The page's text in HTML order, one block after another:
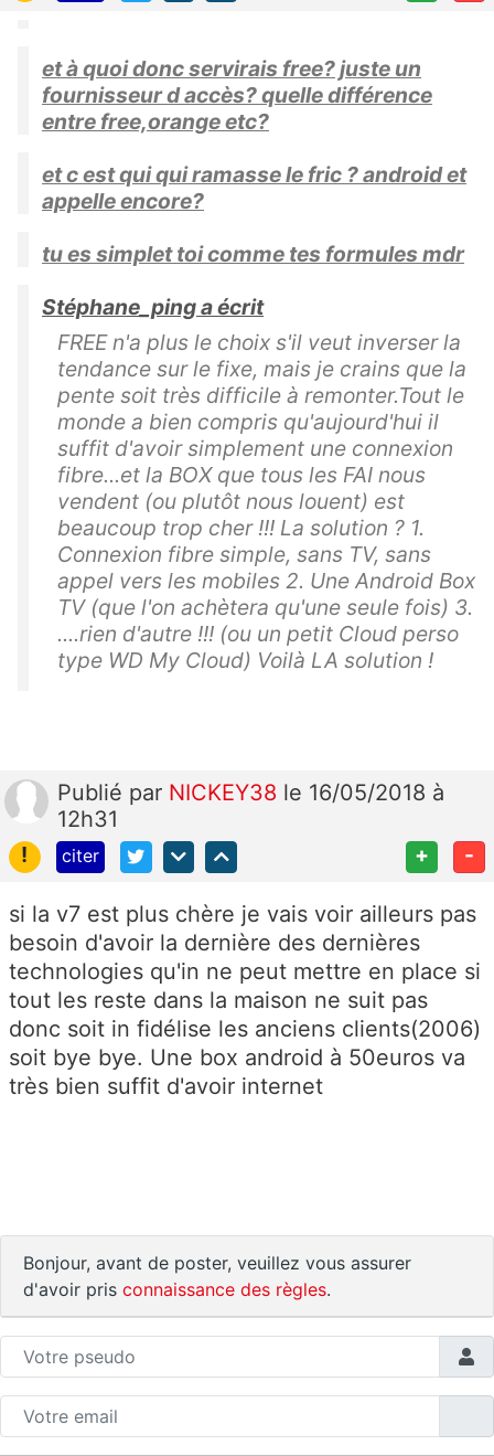
et à quoi donc servirais free? juste un
fournisseur d accès? quelle différence
entre free,orange etc?
et c est qui qui ramasse le fric ? android et
appelle encore?
tu es simplet toi comme tes formules mdr
Stéphane_ping a écrit
FREE n'a plus le choix s'il veut inverser la
tendance sur le fixe, mais je crains que la
pente soit très difficile à remonter.Tout le
monde a bien compris qu'aujourd'hui il
suffit d'avoir simplement une connexion
fibre...et la BOX que tous les FAI nous
vendent (ou plutôt nous louent) est
beaucoup trop cher !!! La solution ? 1.
Connexion fibre simple, sans TV, sans
appel vers les mobiles 2. Une Android Box
TV (que l'on achètera qu'une seule fois) 3.
....rien d'autre !!! (ou un petit Cloud perso
type WD My Cloud) Voilà LA solution !
Publié par NICKEY38 le 16/05/2018 à
12h31
!
citer + -
si la v7 est plus chère je vais voir ailleurs pas
besoin d'avoir la dernière des dernières
technologies qu'in ne peut mettre en place si
tout les reste dans la maison ne suit pas
donc soit in fidélise les anciens clients(2006)
soit bye bye. Une box android à 50euros va
très bien suffit d'avoir internet
Bonjour, avant de poster, veuillez vous assurer
d'avoir pris connaissance des règles.